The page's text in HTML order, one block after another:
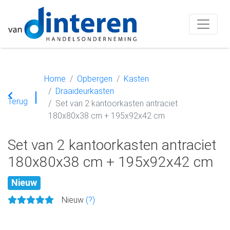
Terug
Home Opbergen
Kasten
Draaideurkasten
Set van 2 kantoorkasten antraciet
180x80x38 cm + 195x92x42 cm
Set van 2 kantoorkasten antraciet
180x80x38 cm + 195x92x42 cm
Nieuw
Nieuw (?)